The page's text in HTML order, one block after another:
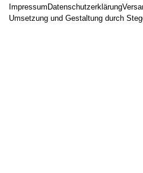
Impressum Datenschutzerklärung
Umsetzung und Gestaltung durch